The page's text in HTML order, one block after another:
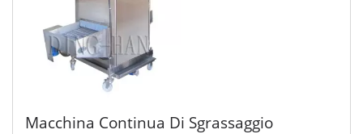
Macchina Continua Di Sgrassaggio